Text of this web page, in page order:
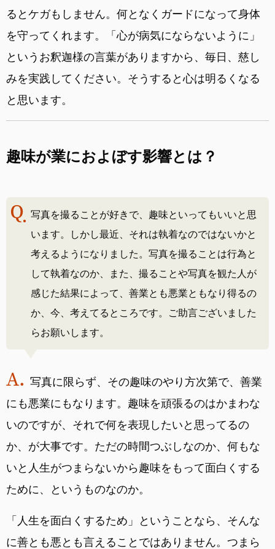
るとケガもしません。何となくガードになって身体
を守ってくれます。「心が病気にならないように」
というお釈迦様の言葉がありますから、毎日、慈し
みを実践してください。そうすると心は明るくなる
と思います。
趣味が業におよぼす影響とは？
写真を撮ることが好きで、趣味といってもいいと思
います。しかし最近、それは執着なのではないかと
考えるようになりました。写真を撮ることは行為と
して執着なのか、また、撮ることや写真を観た人が
感じた結果によって、善業とも悪業ともなり得るの
か、今、考えてるところです。ご助言ございました
らお願いします。
写真に限らず、その趣味のやり方次第で、善業
にも悪業にもなります。趣味を頑張るのはかまわな
いのですが、それで何を表現したいと思ってるの
か、が大事です。ただの時間つぶしなのか、何もな
いと人生がつまらないから趣味をもって面白くする
ために、というものなのか。
「人生を面白くするため」ということなら、そんな
に善とも悪とも言えることではありません。つまら